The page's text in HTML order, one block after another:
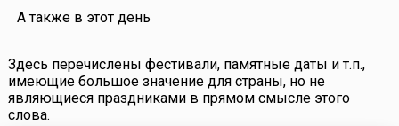
А также в этот день
Здесь перечислены фестивали, памятные даты и т.п.,
имеющие большое значение для страны, но не
являющиеся праздниками в прямом смысле этого
слова.